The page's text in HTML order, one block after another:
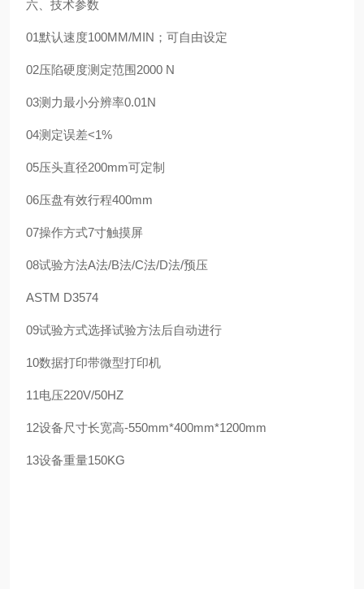
六、技术参数
01默认速度100MM/MIN；可自由设定
02压陷硬度测定范围 2000 N
03测力最小分辨率0.01N
04测定误差<1%
05压头直径200mm可定制
06压盘有效行程400mm
07操作方式7寸触摸屏
08试验方法A法/B法/C法/D法/预压
ASTM D3574
09试验方式选择试验方法后自动进行
10数据打印带微型打印机
11电压220V/50HZ
12设备尺寸长宽高-550mm*400mm*1200mm
13设备重量150KG